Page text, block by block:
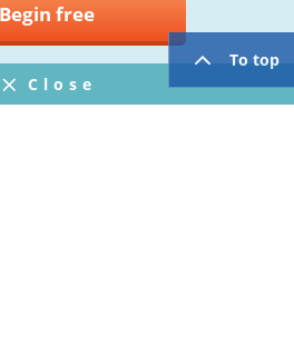
To top
Begin free
Close